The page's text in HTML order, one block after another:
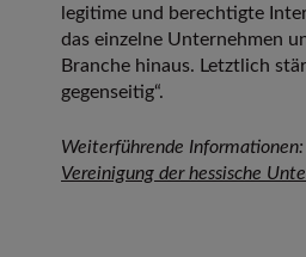
legitime und berechtigte
das einzelne Unternehmen
Branche hinaus. Letztlich
gegenseitig“.
Weiterführende Informationen:
Vereinigung der hessische